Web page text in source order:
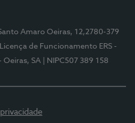
Amaro Oeiras, 12,2780-379
Licença de Funcionamento ERS -
Oeiras, SA | NIPC507 389 158